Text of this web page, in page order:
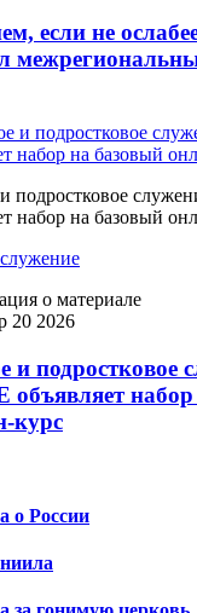
если не
и подростковое
набор на базовый
о материале
20 2026
и подростковое
курс
о России